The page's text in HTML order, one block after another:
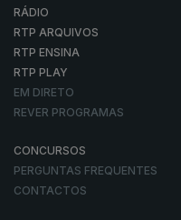
RÁDIO
RTP ARQUIVOS
RTP ENSINA
RTP PLAY
EM DIRETO
REVER PROGRAMAS
CONCURSOS
PERGUNTAS FREQUENTES
CONTACTOS